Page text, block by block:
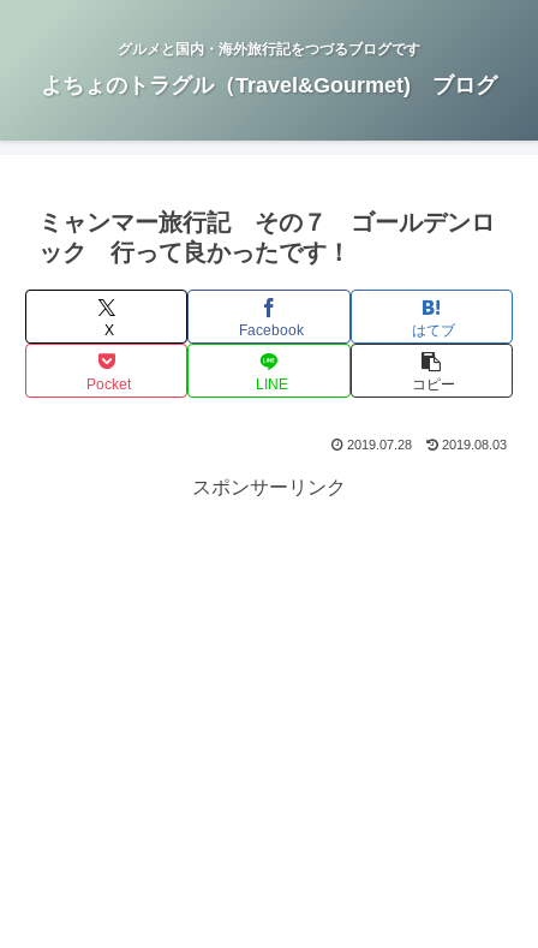
グルメと国内・海外旅行記をつづるブログです
よちょのトラグル（Travel&Gourmet) ブログ
ミャンマー旅行記 その７ ゴールデンロ
ック 行って良かったです！
X Facebook はてブ
Pocket LINE コピー
2019.07.28 2019.08.03
スポンサーリンク